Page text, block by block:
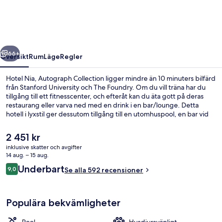
Nästa
66+
ÖversiktRumLägeRegler
Hotel Nia, Autograph Collection ligger mindre än 10 minuters bilfärd
från Stanford University och The Foundry. Om du vill träna har du
tillgång till ett fitnesscenter, och efteråt kan du äta gott på deras
restaurang eller varva ned med en drink i en bar/lounge. Detta
hotell i lyxstil ger dessutom tillgång till en utomhuspool, en bar vid
Det
nuvarande
priset
är
2 451 kr
2 451 kr
inklusive skatter och avgifter
14 aug. – 15 aug.
Recensioner
9,09,0 av 10,
UnderbartSe alla 592 recensioner
Populära bekvämligheter